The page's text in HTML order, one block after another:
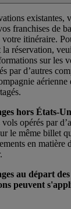
existantes,
franchises de
itinéraire.
la réservation,
sur les
par d’autres
hors États-
opérés par
le même billet
en matière
au départ
peuvent